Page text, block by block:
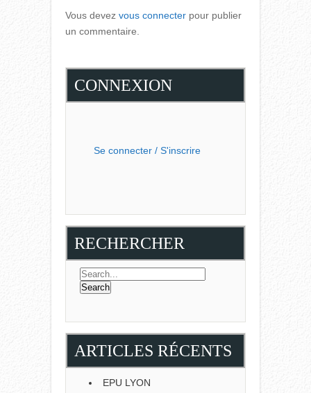
Vous devez vous connecter pour publier
un commentaire.
CONNEXION
Se connecter / S'inscrire
RECHERCHER
ARTICLES RÉCENTS
EPU LYON